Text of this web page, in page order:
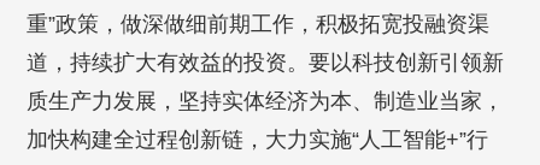
重”政策，做深做细前期工作，积极拓宽投融资渠
道，持续扩大有效益的投资。要以科技创新引领新
质生产力发展，坚持实体经济为本、制造业当家，
加快构建全过程创新链，大力实施“人工智能+”行